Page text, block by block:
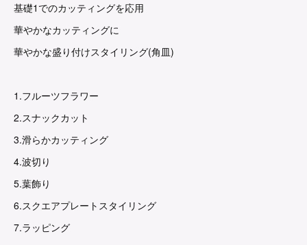
基礎1でのカッティングを応用
華やかなカッティングに
華やかな盛り付けスタイリング(角皿)
1.フルーツフラワー
2.スナックカット
3.滑らかカッティング
4.波切り
5.葉飾り
6.スクエアプレートスタイリング
7.ラッピング